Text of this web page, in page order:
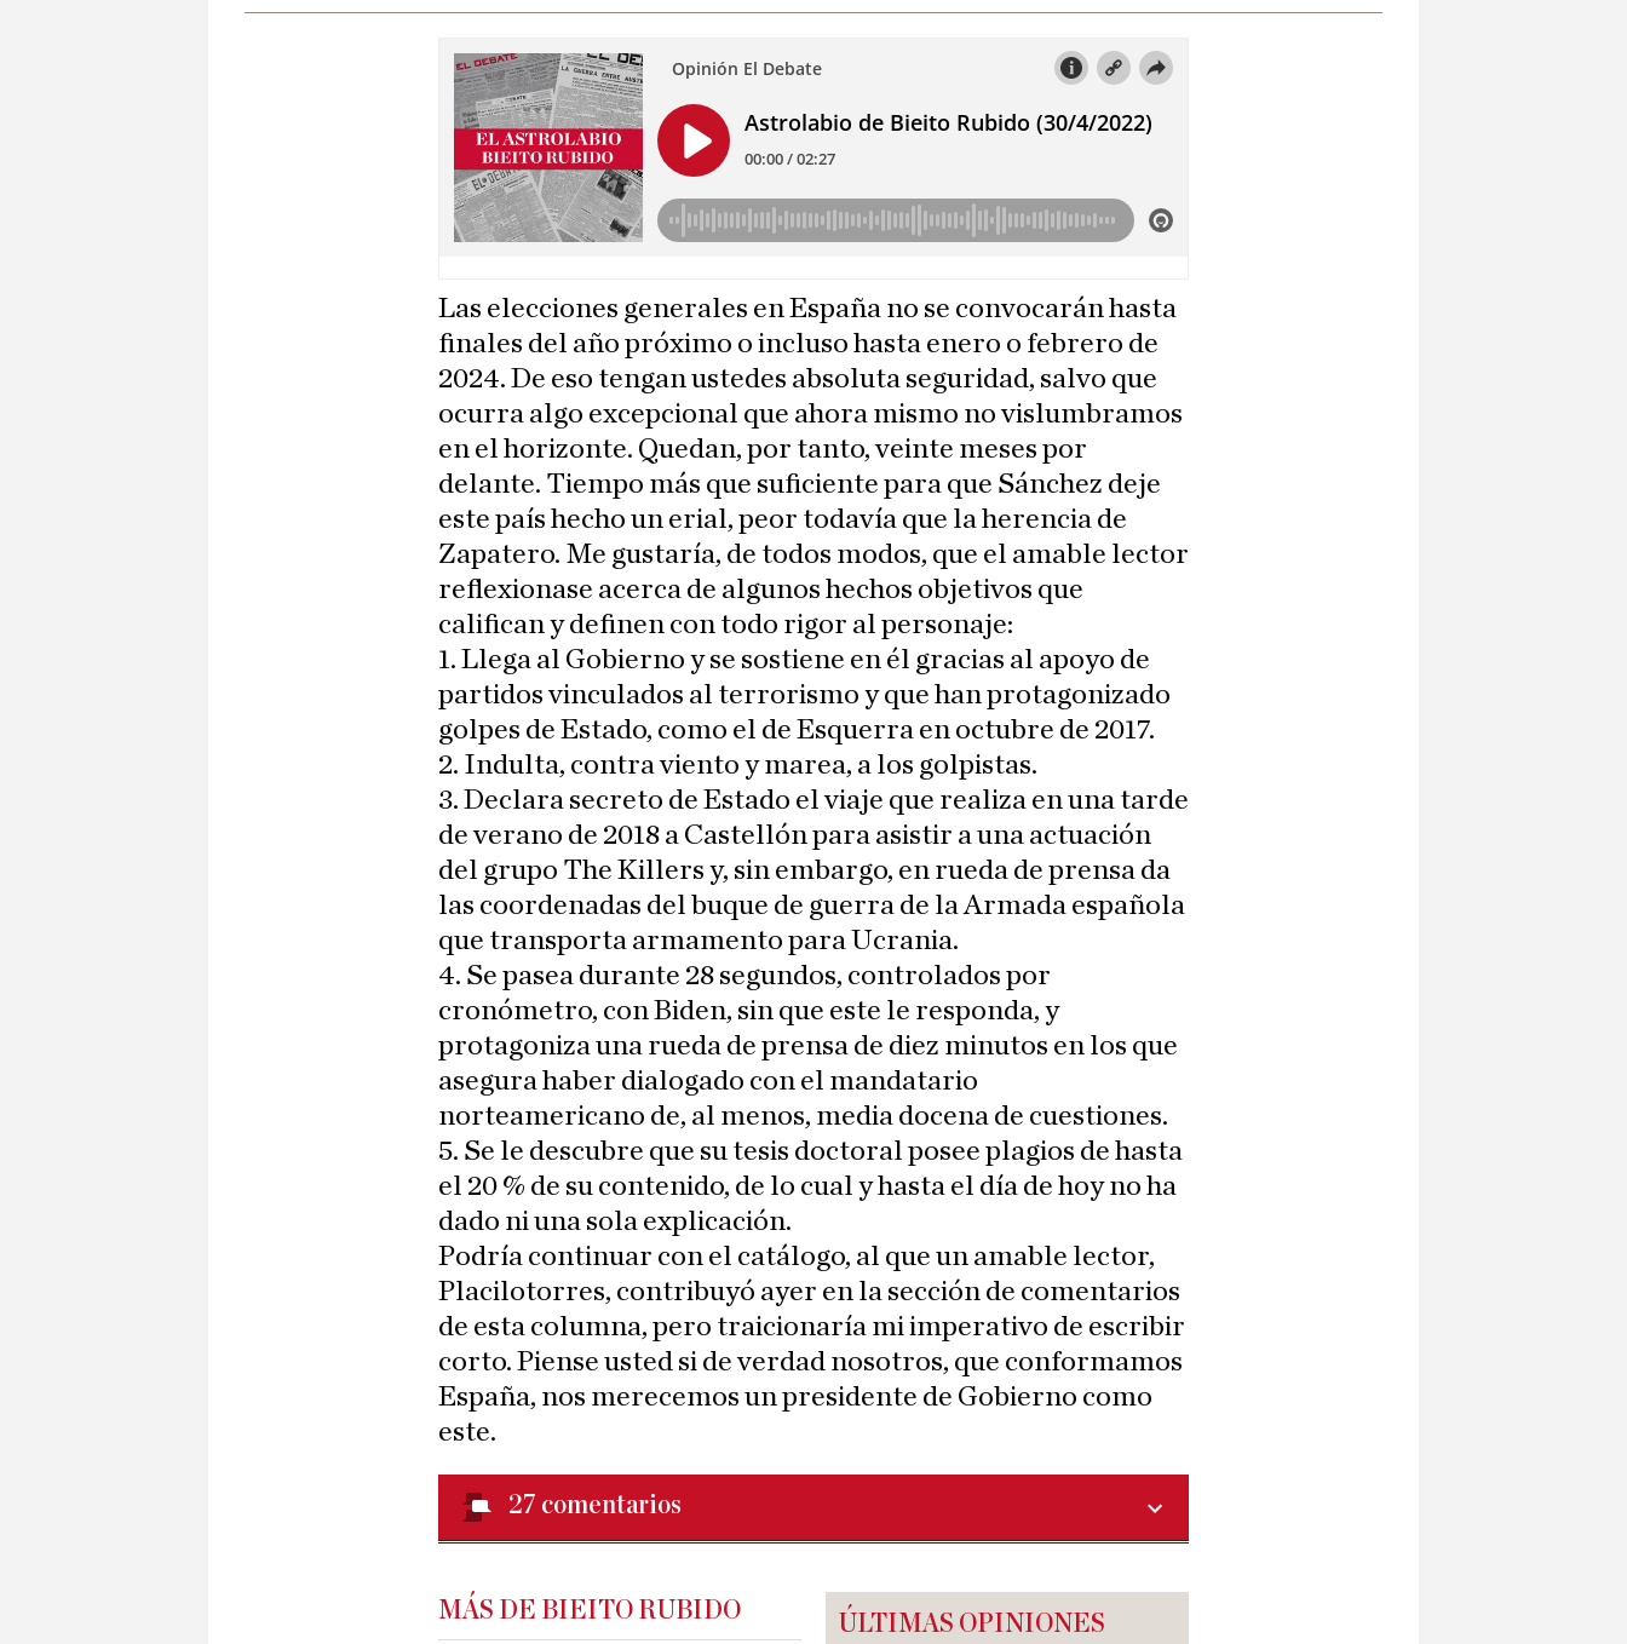
Las elecciones generales en España no se convocarán hasta
finales del año próximo o incluso hasta enero o febrero de
2024. De eso tengan ustedes absoluta seguridad, salvo que
ocurra algo excepcional que ahora mismo no vislumbramos
en el horizonte. Quedan, por tanto, veinte meses por
delante. Tiempo más que suficiente para que Sánchez deje
este país hecho un erial, peor todavía que la herencia de
Zapatero. Me gustaría, de todos modos, que el amable lector
reflexionase acerca de algunos hechos objetivos que
califican y definen con todo rigor al personaje:
1. Llega al Gobierno y se sostiene en él gracias al apoyo de
partidos vinculados al terrorismo y que han protagonizado
golpes de Estado, como el de Esquerra en octubre de 2017.
2. Indulta, contra viento y marea, a los golpistas.
3. Declara secreto de Estado el viaje que realiza en una tarde
de verano de 2018 a Castellón para asistir a una actuación
del grupo The Killers y, sin embargo, en rueda de prensa da
las coordenadas del buque de guerra de la Armada española
que transporta armamento para Ucrania.
4. Se pasea durante 28 segundos, controlados por
cronómetro, con Biden, sin que este le responda, y
protagoniza una rueda de prensa de diez minutos en los que
asegura haber dialogado con el mandatario
norteamericano de, al menos, media docena de cuestiones.
5. Se le descubre que su tesis doctoral posee plagios de hasta
el 20 % de su contenido, de lo cual y hasta el día de hoy no ha
dado ni una sola explicación.
Podría continuar con el catálogo, al que un amable lector,
Placilotorres, contribuyó ayer en la sección de comentarios
de esta columna, pero traicionaría mi imperativo de escribir
corto. Piense usted si de verdad nosotros, que conformamos
España, nos merecemos un presidente de Gobierno como
este.
27 comentarios
MÁS DE BIEITO RUBIDO ÚLTIMAS OPINIONES